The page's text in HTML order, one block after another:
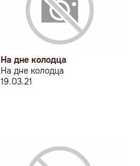
На дне колодца
На дне колодца
19.03.21